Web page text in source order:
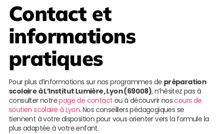
Contact et
informations
pratiques
Pour plus d’informations sur nos programmes de préparation
scolaire à L’Institut Lumière, Lyon (69008), n’hésitez pas à
consulter notrepage de contact ou à découvrir noscours de
soutien scolaire à Lyon. Nos conseillers pédagogiques se
tiennent à votre disposition pour vous orienter vers la formule la
plus adaptée à votre enfant.